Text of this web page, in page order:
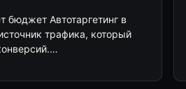
бюджет Автотаргетинг в
трафика, который